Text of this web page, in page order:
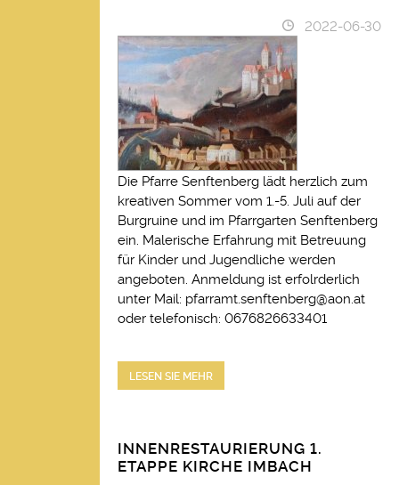
2022-06-30
Die Pfarre Senftenberg lädt herzlich zum
kreativen Sommer vom 1.-5. Juli auf der
Burgruine und im Pfarrgarten Senftenberg
ein. Malerische Erfahrung mit Betreuung
für Kinder und Jugendliche werden
angeboten. Anmeldung ist erfolrderlich
unter Mail: pfarramt.senftenberg@aon.at
oder telefonisch: 0676826633401
LESEN SIE MEHR
INNENRESTAURIERUNG 1.
ETAPPE KIRCHE IMBACH